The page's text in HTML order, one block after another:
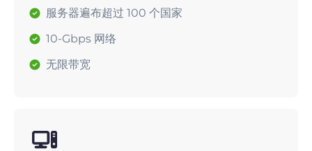
服务器遍布超过 100 个国家
10-Gbps 网络
无限带宽